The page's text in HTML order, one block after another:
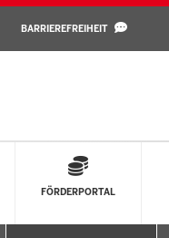
BARRIEREFREIHEIT
FÖRDERPORTAL